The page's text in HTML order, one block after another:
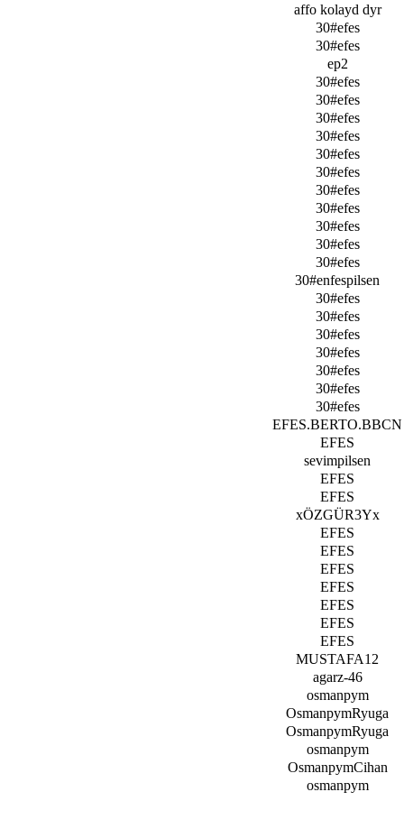
affo kolayd dyr
30#efes
30#efes
ep2
30#efes
30#efes
30#efes
30#efes
30#efes
30#efes
30#efes
30#efes
30#efes
30#efes
30#efes
30#enfespilsen
30#efes
30#efes
30#efes
30#efes
30#efes
30#efes
30#efes
EFЕS.BERTO.BBCN
EFЕS
sevimpilsen
EFЕS
EFЕS
xÖZGÜR3Yx
EFЕS
EFЕS
EFЕS
EFЕS
EFЕS
EFЕS
EFЕS
MUSTAFA12
agarz-46
osmanpym
OsmanpymRyuga
OsmanpymRyuga
osmanpym
OsmanpymCihan
osmanpym